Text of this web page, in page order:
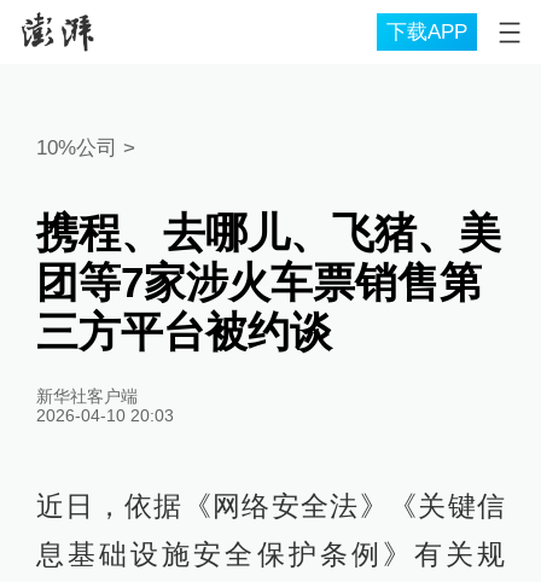
下载APP
10%公司 >
携程、去哪儿、飞猪、美
团等7家涉火车票销售第
三方平台被约谈
新华社客户端
2026-04-10 20:03
近日，依据《网络安全法》《关键信
息基础设施安全保护条例》有关规